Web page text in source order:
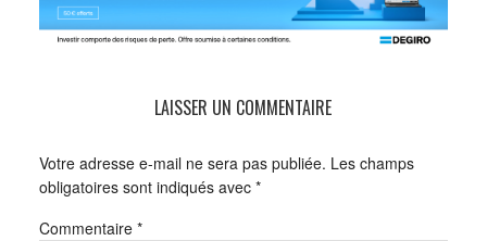
LAISSER UN COMMENTAIRE
Votre adresse e-mail ne sera pas publiée. Les champs
obligatoires sont indiqués avec *
Commentaire *